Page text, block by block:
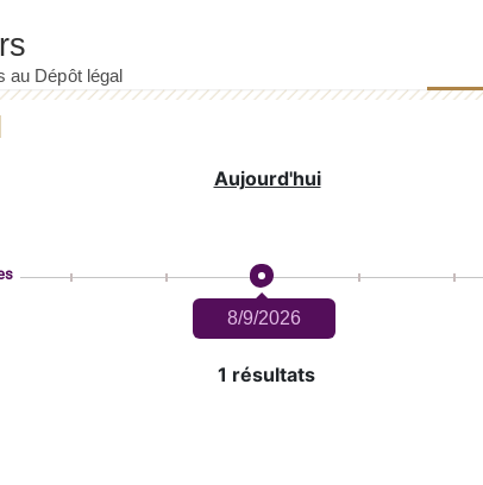
Aujourd'hui
8/9/2026
1 résultats